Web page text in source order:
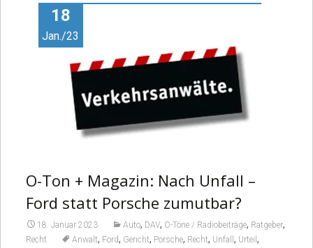
Video18
Jan./23
O-Ton + Magazin: Nach Unfall –
Ford statt Porsche zumutbar?
18. Januar 2023 Auto, DAV, O-Töne / Radiobeiträge, Ratgeber,
Recht Anwalt, Ford, Gericht, Porsche, Recht, Unfall , Urteil ,